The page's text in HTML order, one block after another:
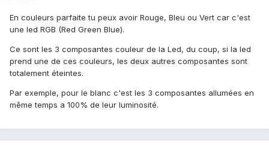
En couleurs parfaite tu peux avoir Rouge, Bleu ou Vert car c'est
une led RGB (Red Green Blue).
Ce sont les 3 composantes couleur de la Led, du coup, si la led
prend une de ces couleurs, les deux autres composantes sont
totalement éteintes.
Par exemple, pour le blanc c'est les 3 composantes allumées en
même temps a 100% de leur luminosité.